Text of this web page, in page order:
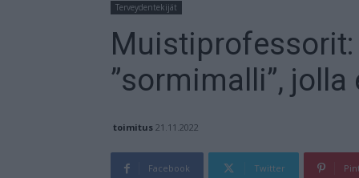
Terveydentekijät
Muistiprofessorit:
”sormimalli”,
toimitus 21.11.2022
Facebook Twitter